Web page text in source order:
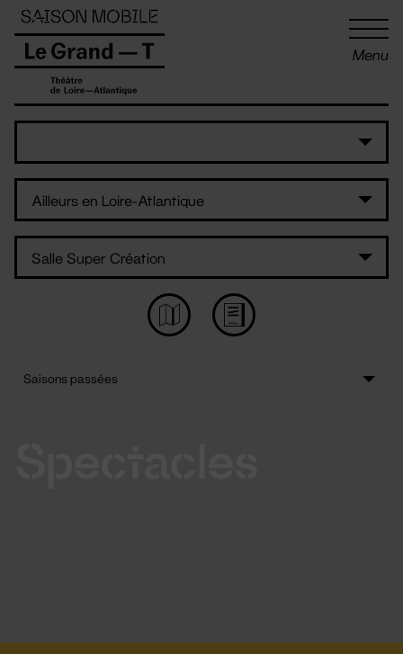
Menu
Panneau de gestion des cookies